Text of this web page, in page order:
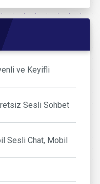
ve Keyifli
Sesli Sohbet
Sesli Chat, Mobil